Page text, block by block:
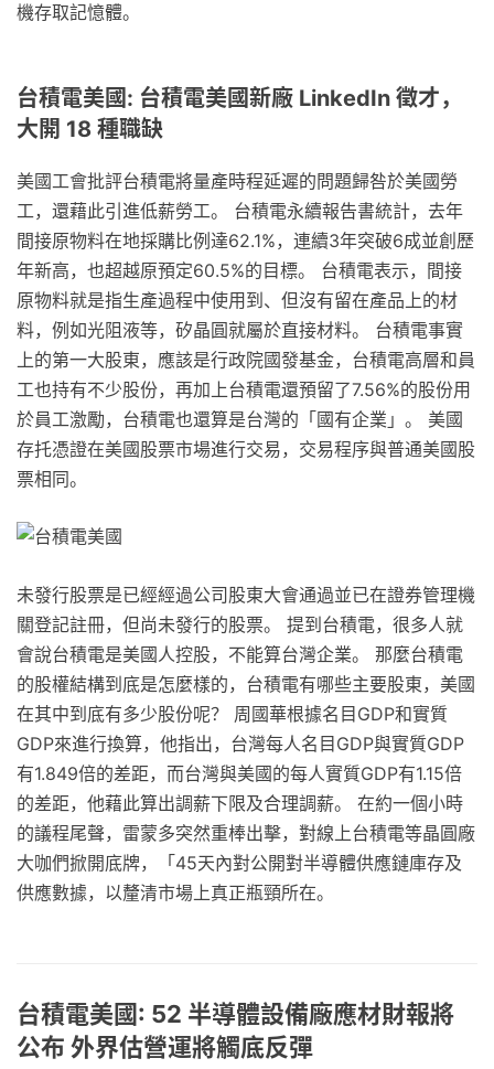
機存取記憶體。
台積電美國: 台積電美國新廠 LinkedIn 徵才，
大開 18 種職缺
美國工會批評台積電將量產時程延遲的問題歸咎於美國勞
工，還藉此引進低薪勞工。 台積電永續報告書統計，去年
間接原物料在地採購比例達62.1%，連續3年突破6成並創歷
年新高，也超越原預定60.5%的目標。 台積電表示，間接
原物料就是指生產過程中使用到、但沒有留在產品上的材
料，例如光阻液等，矽晶圓就屬於直接材料。 台積電事實
上的第一大股東，應該是行政院國發基金，台積電高層和員
工也持有不少股份，再加上台積電還預留了7.56%的股份用
於員工激勵，台積電也還算是台灣的「國有企業」。 美國
存托憑證在美國股票市場進行交易，交易程序與普通美國股
票相同。
未發行股票是已經經過公司股東大會通過並已在證券管理機
關登記註冊，但尚未發行的股票。 提到台積電，很多人就
會說台積電是美國人控股，不能算台灣企業。 那麼台積電
的股權結構到底是怎麼樣的，台積電有哪些主要股東，美國
在其中到底有多少股份呢？ 周國華根據名目GDP和實質
GDP來進行換算，他指出，台灣每人名目GDP與實質GDP
有1.849倍的差距，而台灣與美國的每人實質GDP有1.15倍
的差距，他藉此算出調薪下限及合理調薪。 在約一個小時
的議程尾聲，雷蒙多突然重棒出擊，對線上台積電等晶圓廠
大咖們掀開底牌，「45天內對公開對半導體供應鏈庫存及
供應數據，以釐清市場上真正瓶頸所在。
台積電美國: 52 半導體設備廠應材財報將
公布 外界估營運將觸底反彈